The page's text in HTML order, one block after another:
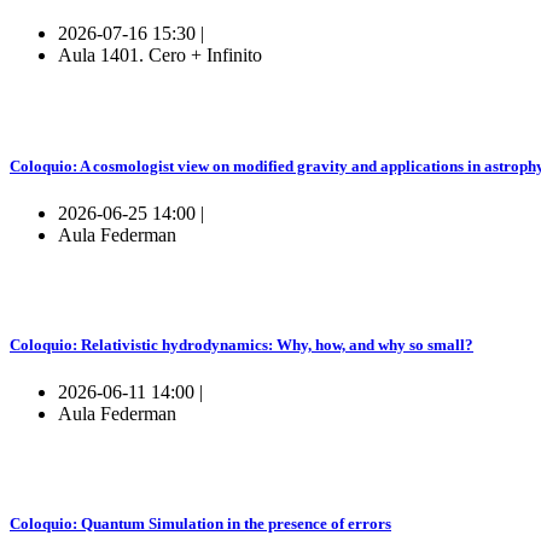
2026-07-16 15:30 |
Aula 1401. Cero + Infinito
Coloquio: A cosmologist view on modified gravity and applications in
2026-06-25 14:00 |
Aula Federman
Coloquio: Relativistic hydrodynamics: Why, how, and why so small?
2026-06-11 14:00 |
Aula Federman
Coloquio: Quantum Simulation in the presence of errors